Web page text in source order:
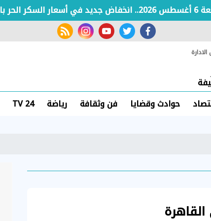
facebook
twitter
youtube
instagram
rss feed
حوادث وقضايا فن وثقافة رياضة TV 24